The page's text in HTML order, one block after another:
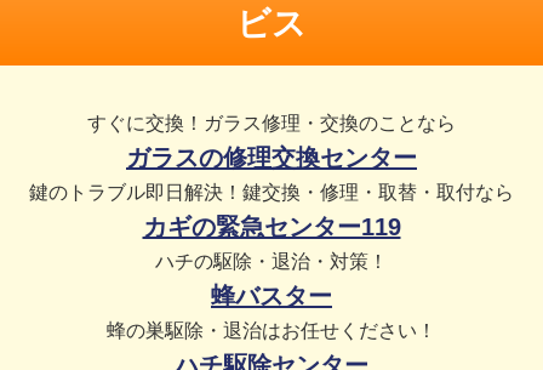
ビス
すぐに交換！ガラス修理・交換のことなら
ガラスの修理交換センター
鍵のトラブル即日解決！鍵交換・修理・取替・取付なら
カギの緊急センター119
ハチの駆除・退治・対策！
蜂バスター
蜂の巣駆除・退治はお任せください！